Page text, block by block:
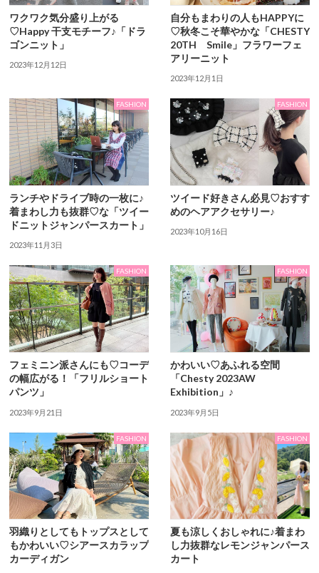
ワクワク気分盛り上がる
♡Happy ⼲⽀モチーフ♪「ドラ
ゴンニット」
2023年12月12日
自分もまわりの人もHAPPYに
♡秋冬こそ華やかな「CHESTY
20TH Smile」フラワーフェ
アリーニット
2023年12月1日
FASHION
ランチやドライブ時の一枚に♪
着まわし力も抜群♡な「ツイー
ドニットジャンパースカート」
2023年11月3日
FASHION
ツイード好きさん必⾒♡おすす
めのヘアアクセサリー♪
2023年10月16日
FASHION
フェミニン派さんにも♡コーデ
の幅広がる！「フリルショート
パンツ」
2023年9月21日
FASHION
かわいい♡あふれる空間
「Chesty 2023AW
Exhibition」♪
2023年9月5日
FASHION
羽織りとしてもトップスとして
もかわいい♡シアースカラップ
カーディガン
FASHION
夏も涼しくおしゃれに♪着まわ
し力抜群なレモンジャンパース
カート